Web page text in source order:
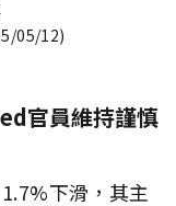
05/12)
官員維持謹慎
下滑，其主